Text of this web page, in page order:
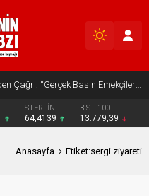
Batman Basın Derneği’nden Çağrı: “Gerçek Basın Emekçileri Desteklenmeli”
STERLİN
64,4139
BIST 100
13.779,39
Anasayfa Etiket:sergi ziyareti